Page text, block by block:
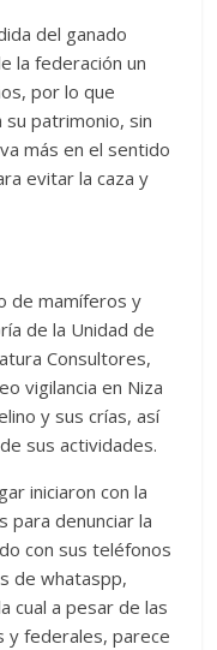
del ganado
la federación un
por lo que
patrimonio, sin
más en el sentido
evitar la caza y
de mamíferos y
de la Unidad de
Consultores,
vigilancia en Niza
y sus crías, así
sus actividades.
iniciaron con la
para denunciar la
con sus teléfonos
de whataspp,
cual a pesar de las
y federales, parece